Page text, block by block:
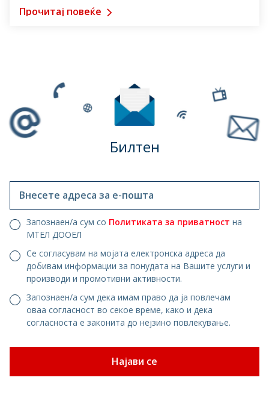
Прочитај повеќе
Билтен
Внесете адреса за е-пошта
Запознаен/а сум со Политиката за приватност на
МТЕЛ ДООЕЛ
Се согласувам на мојата електронска адреса да
добивам информации за понудата на Вашите услуги и
производи и промотивни активности.
Запознаен/а сум дека имам право да ја повлечам
оваа согласност во секое време, како и дека
согласноста е законита до нејзино повлекување.
Најави се